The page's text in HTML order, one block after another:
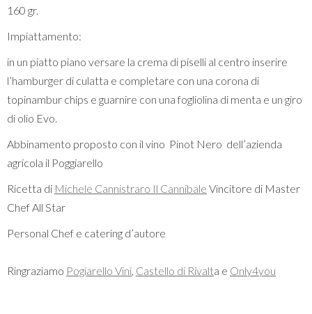
160 gr.
Impiattamento:
in un piatto piano versare la crema di piselli al centro inserire
l’hamburger di culatta e completare con una corona di
topinambur chips e guarnire con una fogliolina di menta e un giro
di olio Evo.
Abbinamento proposto con il vino Pinot Nero dell’azienda
agricola il Poggiarello
Ricetta di Michele Cannistraro Il Cannibale Vincitore di Master
Chef All Star
Personal Chef e catering d’autore
Ringraziamo Pogiarello Vini, Castello di Rivalta e Only4you